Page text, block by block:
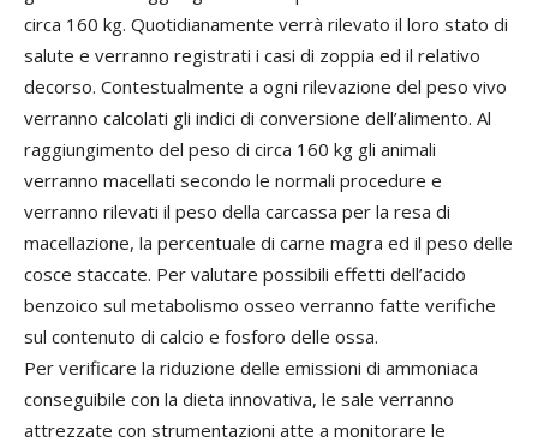
circa 160 kg. Quotidianamente verrà rilevato il loro stato di
salute e verranno registrati i casi di zoppia ed il relativo
decorso. Contestualmente a ogni rilevazione del peso vivo
verranno calcolati gli indici di conversione dell’alimento. Al
raggiungimento del peso di circa 160 kg gli animali
verranno macellati secondo le normali procedure e
verranno rilevati il peso della carcassa per la resa di
macellazione, la percentuale di carne magra ed il peso delle
cosce staccate. Per valutare possibili effetti dell’acido
benzoico sul metabolismo osseo verranno fatte verifiche
sul contenuto di calcio e fosforo delle ossa.
Per verificare la riduzione delle emissioni di ammoniaca
conseguibile con la dieta innovativa, le sale verranno
attrezzate con strumentazioni atte a monitorare le